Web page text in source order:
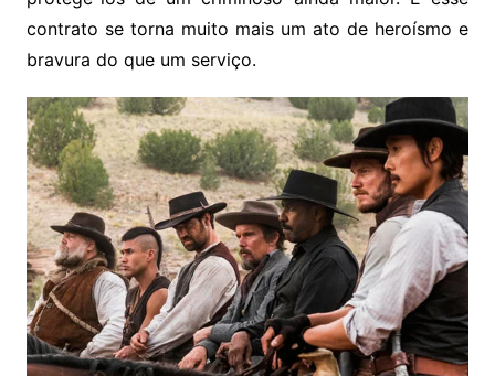
contrato se torna muito mais um ato de heroísmo e
bravura do que um serviço.